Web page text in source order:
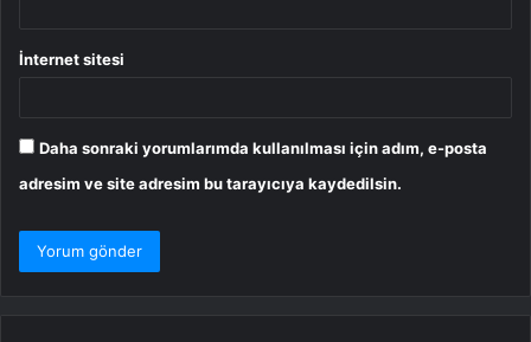
İnternet sitesi
Daha sonraki yorumlarımda kullanılması için adım, e-posta
adresim ve site adresim bu tarayıcıya kaydedilsin.